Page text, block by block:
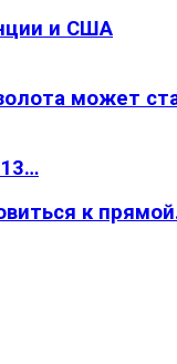
и США
может
к